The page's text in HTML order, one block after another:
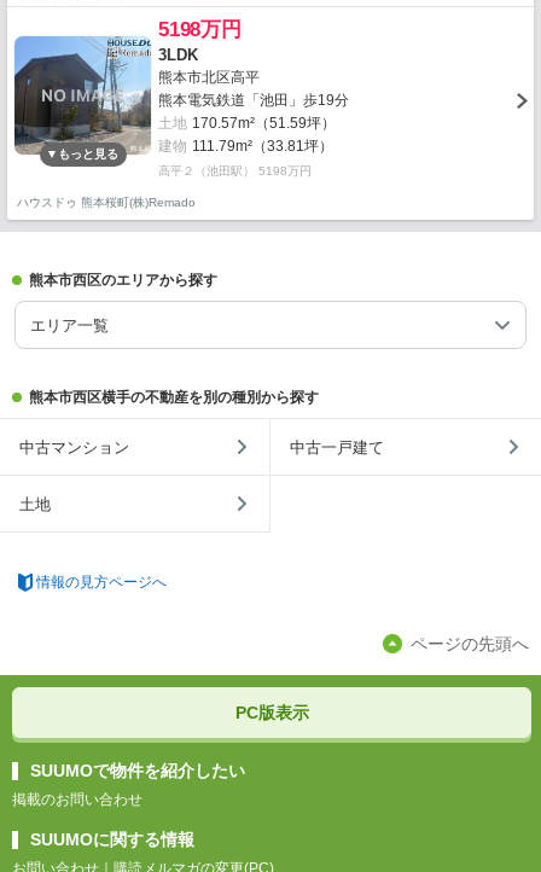
5198万円
3LDK
熊本市北区高平
熊本電気鉄道「池田」歩19分
土地 170.57m²（51.59坪）
建物 111.79m²（33.81坪）
高平２（池田駅） 5198万円
ハウスドゥ 熊本桜町(株)Remado
熊本市西区のエリアから探す
エリア一覧
熊本市西区横手の不動産を別の種別から探す
中古マンション 中古一戸建て
土地
情報の見方ページへ
ページの先頭へ
PC版表示
SUUMOで物件を紹介したい
掲載のお問い合わせ
SUUMOに関する情報
お問い合わせ 購読メルマガの変更(PC)